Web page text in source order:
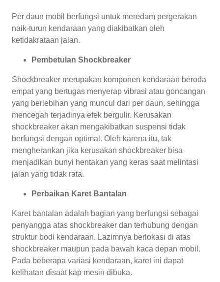
Per daun mobil berfungsi untuk meredam pergerakan
naik-turun kendaraan yang diakibatkan oleh
ketidakrataan jalan.
Pembetulan Shockbreaker
Shockbreaker merupakan komponen kendaraan beroda
empat yang bertugas menyerap vibrasi atau goncangan
yang berlebihan yang muncul dari per daun, sehingga
mencegah terjadinya efek bergulir. Kerusakan
shockbreaker akan mengakibatkan suspensi tidak
berfungsi dengan optimal. Oleh karena itu, tak
mengherankan jika kerusakan shockbreaker bisa
menjadikan bunyi hentakan yang keras saat melintasi
jalan yang tidak rata.
Perbaikan Karet Bantalan
Karet bantalan adalah bagian yang berfungsi sebagai
penyangga atas shockbreaker dan terhubung dengan
struktur bodi kendaraan. Lazimnya berlokasi di atas
shockbreaker maupun pada bawah kaca depan mobil.
Pada beberapa variasi kendaraan, karet ini dapat
kelihatan disaat kap mesin dibuka.